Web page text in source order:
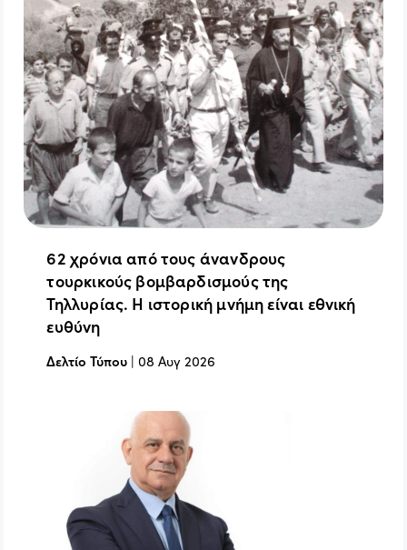
62 χρόνια από τους άνανδρους
τουρκικούς βομβαρδισμούς της
Τηλλυρίας. Η ιστορική μνήμη είναι εθνική
ευθύνη
Δελτίο Τύπου |08 Αυγ 2026